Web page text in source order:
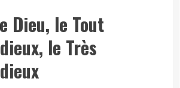
Dieu, le Tout
le Très